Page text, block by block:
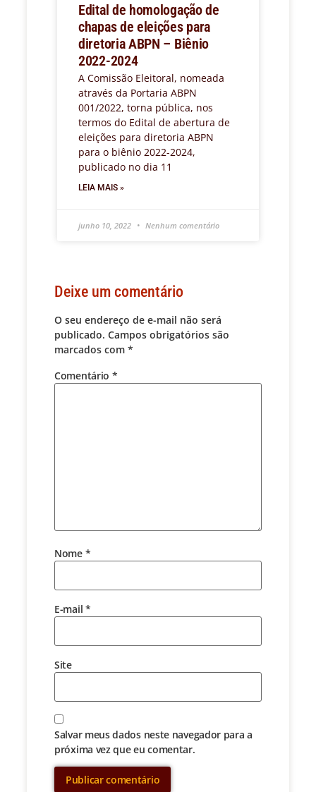
Edital de homologação de
chapas de eleições para
diretoria ABPN – Biênio
2022-2024
A Comissão Eleitoral, nomeada
através da Portaria ABPN
001/2022, torna pública, nos
termos do Edital de abertura de
eleições para diretoria ABPN
para o biênio 2022-2024,
publicado no dia 11
LEIA MAIS »
junho 10, 2022 Nenhum comentário
Deixe um comentário
O seu endereço de e-mail não será
publicado. Campos obrigatórios são
marcados com *
Comentário *
Nome *
E-mail *
Site
Salvar meus dados neste navegador para a
próxima vez que eu comentar.